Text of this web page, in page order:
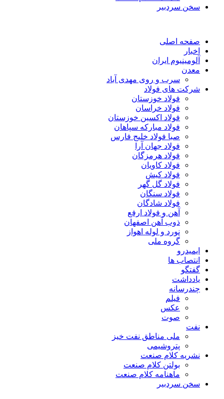
سخن سردبیر
صفحه اصلی
اخبار
آلومینیوم ایران
معدن
سرب و روی مهدی آباد
شرکت های فولاد
فولاد خوزستان
فولاد خراسان
فولاد اکسین خوزستان
فولاد مبارکه سپاهان
صبا فولاد خلیج فارس
فولاد جهان آرا
فولاد هرمزگان
فولاد کاویان
فولاد کیش
فولاد گل گهر
فولاد سنگان
فولاد شادگان
آهن و فولاد ارفع
ذوب آهن اصفهان
نورد و لوله اهواز
گروه ملی
ایمیدرو
انتصاب ها
گفتگو
یادداشت
چندرسانه
فیلم
عکس
صوت
نفت
ملی مناطق نفت خیز
پتروشیمی
نشریه کلام صنعت
بولتن کلام صنعت
ماهنامه کلام صنعت
سخن سردبیر